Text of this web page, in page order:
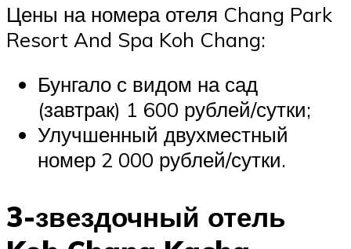
Цены на номера отеля Chang Park
Resort And Spa Koh Chang:
Бунгало с видом на сад
(завтрак) 1 600 рублей/сутки;
Улучшенный двухместный
номер 2 000 рублей/сутки.
3-звездочный отель